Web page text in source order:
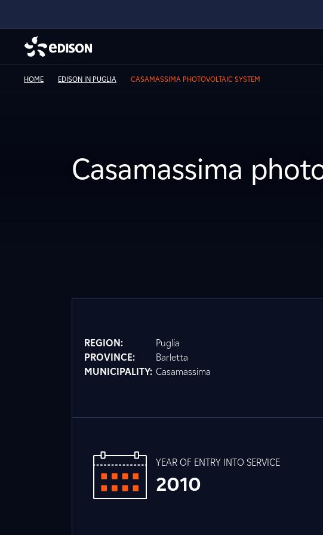
HOME EDISON IN PUGLIA CASAMASSIMA PHOTOVOLTAIC SYSTEM
Casamassima
REGION:
Puglia
PROVINCE:
Barletta
MUNICIPALITY: Casamassima
YEAR OF ENTRY INTO SERVICE
2010